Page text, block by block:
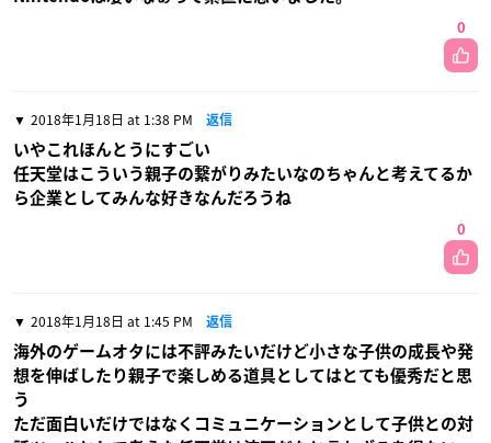
0
2018年1月18日 at 1:38 PM 返信
いやこれほんとうにすごい
任天堂はこういう親子の繋がりみたいなのちゃんと考えてるか
ら企業としてみんな好きなんだろうね
0
2018年1月18日 at 1:45 PM 返信
海外のゲームオタには不評みたいだけど小さな子供の成長や発
想を伸ばしたり親子で楽しめる道具としてはとても優秀だと思
う
ただ面白いだけではなくコミュニケーションとして子供との対